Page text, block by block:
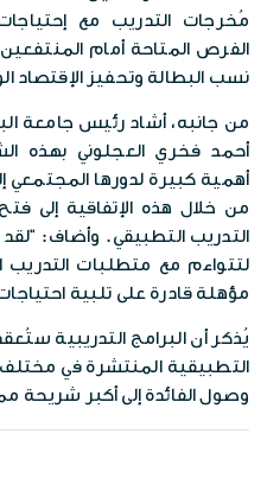
بروشورات
مُخرجات التدريب مع
الفرص المتاحة أمام
نسب البطالة وتحفيز الإقتصاد
من جانبه، أشاد رئيس جامعة
أحمد فخري العجلوني بهذه
أهمية كبيرة لدورها المجتمعي
من خلال هذه الإتفاقية إلى
التدريب التطبيقي. وأضاف:
لتتواءم مع متطلبات التدريب
مؤهلة قادرة على تلبية
يُذكر أن البرامج التدريبية
التطبيقية المنتشرة في
وصول الفائدة إلى أكبر شريحة